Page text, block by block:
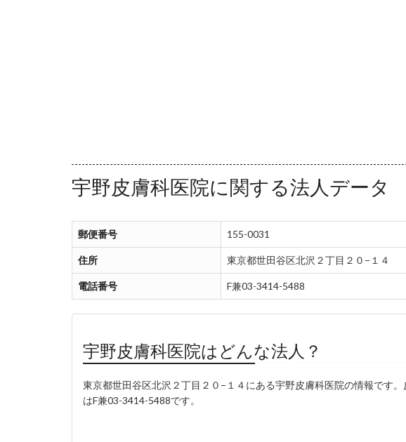
宇野皮膚科医院に関する法人データ
郵便番号 155-0031
住所 東京都世田谷区北沢２丁目２０−１４
電話番号 F兼03-3414-5488
宇野皮膚科医院はどんな法人？
東京都世田谷区北沢２丁目２０−１４にある宇野皮膚科医院の情報です
はF兼03-3414-5488です。